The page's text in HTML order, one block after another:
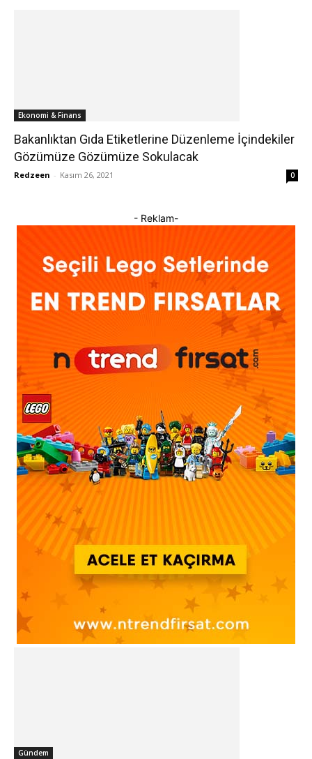
Ekonomi & Finans
Bakanlıktan Gıda Etiketlerine Düzenleme İçindekiler
Gözümüze Gözümüze Sokulacak
Redzeen - Kasım 26, 2021 0
- Reklam-
Gündem